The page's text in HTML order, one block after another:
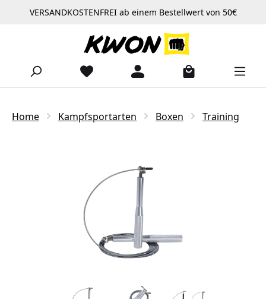
Zum Hauptinhalt springen
VERSANDKOSTENFREI ab einem Bestellwert von 50€
Home Kampfsportarten Boxen Training